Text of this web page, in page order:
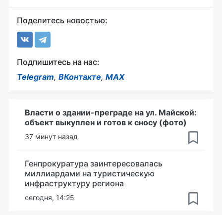
Поделитесь новостью:
Подпишитесь на нас:
Telegram, ВКонтакте, MAX
Власти о здании-преграде на ул. Майской:
объект выкуплен и готов к сносу (фото)
37 минут назад
Генпрокуратура заинтересовалась
миллиардами на туристическую
инфраструктуру региона
сегодня, 14:25